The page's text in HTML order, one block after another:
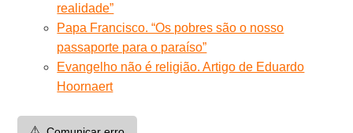
realidade”
Papa Francisco. “Os pobres são o nosso
passaporte para o paraíso”
Evangelho não é religião. Artigo de Eduardo
Hoornaert
⚠️